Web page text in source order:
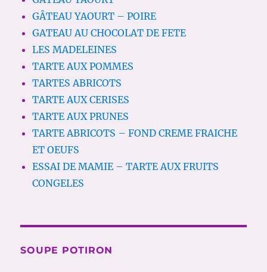
GÂTEAU YAOURT – POIRE
GATEAU AU CHOCOLAT DE FETE
LES MADELEINES
TARTE AUX POMMES
TARTES ABRICOTS
TARTE AUX CERISES
TARTE AUX PRUNES
TARTE ABRICOTS – FOND CREME FRAICHE
ET OEUFS
ESSAI DE MAMIE – TARTE AUX FRUITS
CONGELES
SOUPE POTIRON